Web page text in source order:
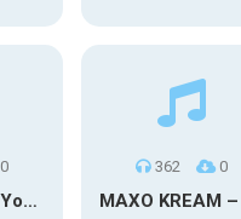
0
Cali – Star2 x Young Henny
362 0